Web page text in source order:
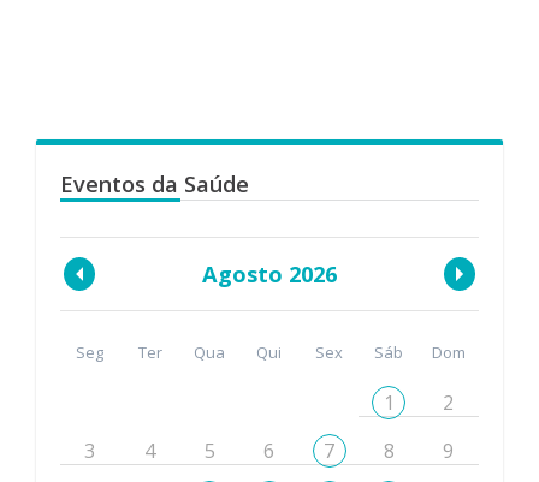
Eventos da Saúde
Agosto 2026
Seg Ter Qua Qui Sex Sáb Dom
1
2
3
4 5 6 7 8
9